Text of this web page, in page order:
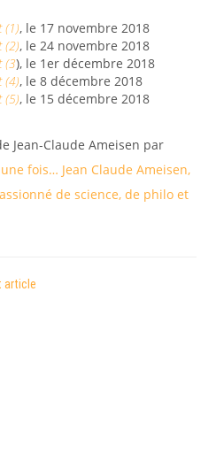
(1), le 17 novembre 2018
(2), le 24 novembre 2018
(3), le 1er décembre 2018
(4), le 8 décembre 2018
(5), le 15 décembre 2018
Jean-Claude Ameisen par
fois… Jean Claude Ameisen,
de science, de philo et
article